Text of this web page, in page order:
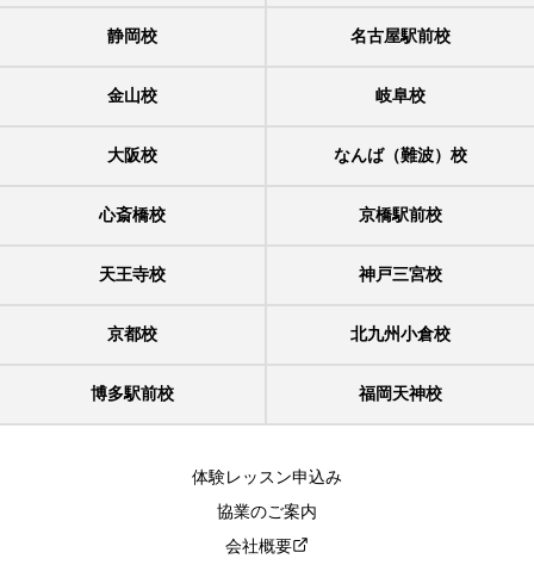
静岡校 名古屋駅前校
金山校 岐阜校
大阪校 なんば（難波）校
心斎橋校 京橋駅前校
天王寺校 神戸三宮校
京都校 北九州小倉校
博多駅前校 福岡天神校
体験レッスン申込み
協業のご案内
会社概要